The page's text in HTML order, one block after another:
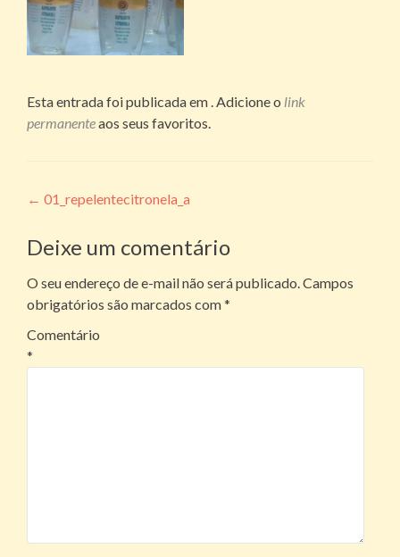
Esta entrada foi publicada em . Adicione o link
permanenteaos seus favoritos.
Navegação
de
posts
← 01_repelentecitronela_a
Deixe um comentário
O seu endereço de e-mail não será publicado.Campos
obrigatórios são marcados com*
Comentário
*